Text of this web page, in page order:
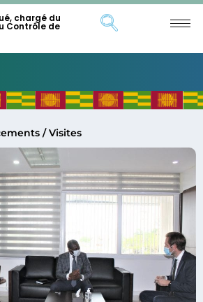
chargé du
Contrôle de
/ Visites